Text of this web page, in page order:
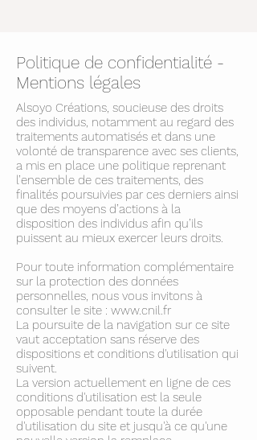
Politique de confidentialité -
Mentions légales
Alsoyo Créations, soucieuse des droits
des individus, notamment au regard des
traitements automatisés et dans une
volonté de transparence avec ses clients,
a mis en place une politique reprenant
l’ensemble de ces traitements, des
finalités poursuivies par ces derniers ainsi
que des moyens d’actions à la
disposition des individus afin qu’ils
puissent au mieux exercer leurs droits.
Pour toute information complémentaire
sur la protection des données
personnelles, nous vous invitons à
consulter le site : www.cnil.fr
La poursuite de la navigation sur ce site
vaut acceptation sans réserve des
dispositions et conditions d'utilisation qui
suivent.
La version actuellement en ligne de ces
conditions d'utilisation est la seule
opposable pendant toute la durée
d'utilisation du site et jusqu'à ce qu'une